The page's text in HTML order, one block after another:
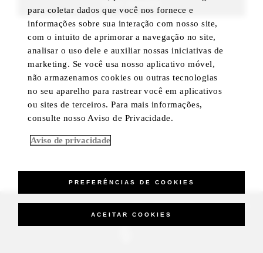
FIND ROOMS
_Four Seasons Hotels Limited 1997-2026. All Rights Reserved.
para coletar dados que você nos fornece e
informações sobre sua interação com nosso site,
com o intuito de aprimorar a navegação no site,
analisar o uso dele e auxiliar nossas iniciativas de
marketing. Se você usa nosso aplicativo móvel,
não armazenamos cookies ou outras tecnologias
no seu aparelho para rastrear você em aplicativos
ou sites de terceiros. Para mais informações,
consulte nosso Aviso de Privacidade.
Aviso de privacidade
PREFERÊNCIAS DE COOKIES
ACEITAR COOKIES